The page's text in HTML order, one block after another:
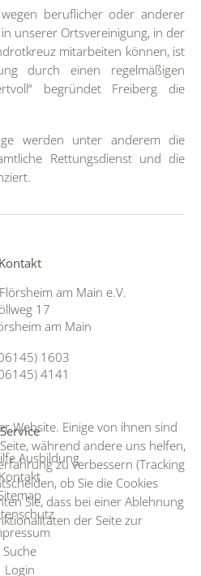
beruflicher oder anderer
unserer Ortsvereinigung, in der
mitarbeiten können, ist
durch einen regelmäßigen
begründet Freiberg die
werden unter anderem die
Rettungsdienst und die
Kontakt
am Main e.V.
17
am Main
1603
4141
Service
Ausbildung
Kontakt
Suche
Login
Website. Einige von ihnen sind
während andere uns helfen,
zu verbessern (Tracking
ob Sie die Cookies
Sie, dass bei einer Ablehnung
der Seite zur